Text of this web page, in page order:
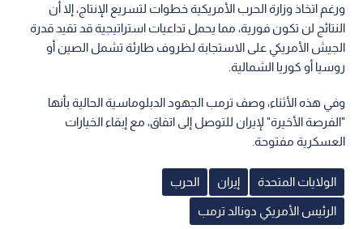
ورغم اتخاذ وزارة الحرب الأمريكية خطوات لتسريع الإنتاج، إلا أن
النتائج لن تكون فورية، مما يحمل تداعيات استراتيجية قد تقيد قدرة
الجيش الأمريكي على الاستجابة لظروف طارئة تشمل الصين أو
روسيا أو كوريا الشمالية.
وفي هذه الأثناء، وصف ترمب الجهود الدبلوماسية الحالية بأنها
"الفرصة الأخيرة" لإيران للتوصل إلى اتفاق، مع إبقاء الخيارات
العسكرية مفتوحة.
الولايات المتحدة إيران الحرب
الرئيس الأمريكي دونالد ترمب